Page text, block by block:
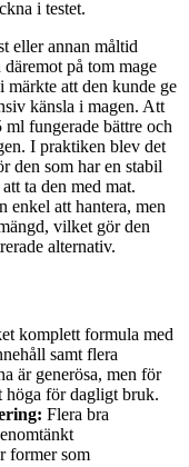
i testet.
eller annan måltid
på tom mage
märkte att den kunde ge
känsla i magen. Att
fungerade bättre och
I praktiken blev det
den som har en stabil
ta den med mat.
enkel att hantera, men
vilket gör den
alternativ.
komplett formula med
samt flera
är generösa, men för
höga för dagligt bruk.
Flera bra
former som